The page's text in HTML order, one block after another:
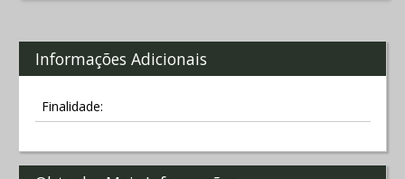
Informações Adicionais
Finalidade: